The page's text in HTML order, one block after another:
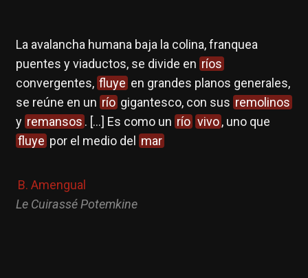
La avalancha humana baja la colina, franquea
puentes y viaductos, se divide en ríos
convergentes, fluye en grandes planos generales,
se reúne en un río gigantesco, con sus remolinos
y remansos . […] Es como un río vivo , uno que
fluye por el medio del mar
B. Amengual
Le Cuirassé Potemkine